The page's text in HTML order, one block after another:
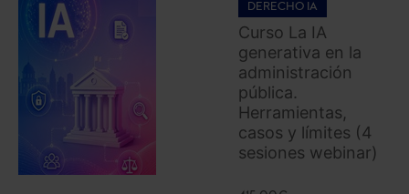
DERECHO IA
Curso La IA
generativa en la
administración
pública.
Herramientas,
casos y límites (4
sesiones webinar)